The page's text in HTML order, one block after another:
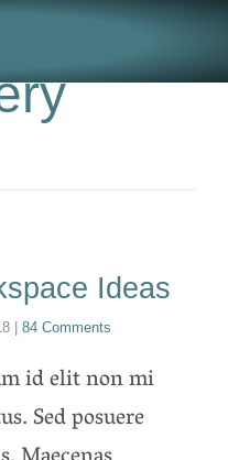
Ideas
84 Comments
id elit non mi
Sed posuere